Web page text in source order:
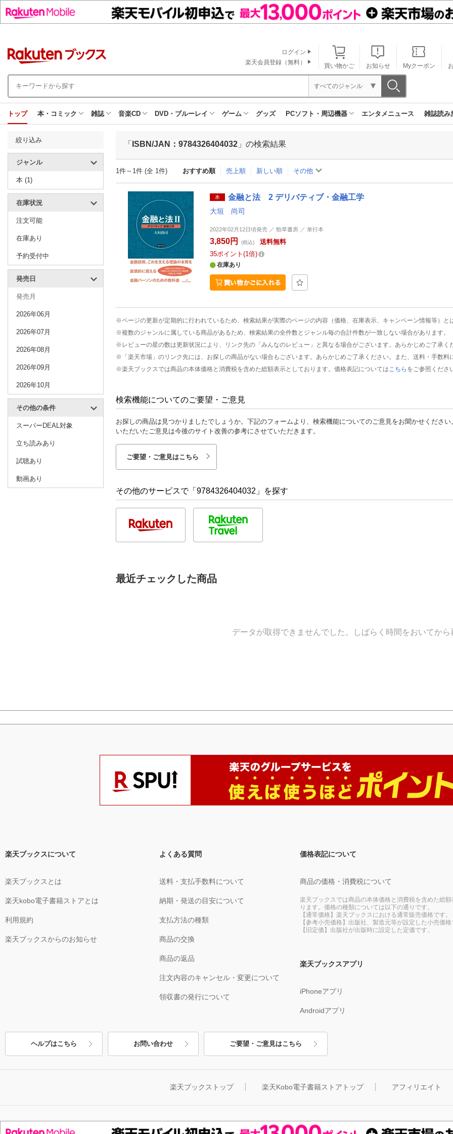
買い物かご お知らせ Myクーポン
ログイン
楽天会員登録（無料）
すべてのジャンル
トップ 本・コミック 雑誌 音楽CD DVD・ブルーレイ ゲーム グッズ PCソフト・周辺機器 エンタメニュース 雑誌読み
絞り込み
ジャンル
本 (1)
在庫状況
注文可能
在庫あり
予約受付中
発売日
発売月
2026年06月
2026年07月
2026年08月
2026年09月
2026年10月
その他の条件
スーパーDEAL対象
立ち読みあり
試聴あり
動画あり
「 ISBN/JAN：9784326404032 」の検索結果
1件～1件 (全 1件) おすすめ順 売上順 新しい順 その他
本 金融と法 2 デリバティブ・金融工学
大垣 尚司
2022年02月12日頃発売 ／ 勁草書房 ／ 単行本
3,850円 (税込)
送料無料
35ポイント 1倍
在庫あり
※ページの更新が定期的に行われているため、検索結果が実際のページの内容（価格、在庫表示、キャンペーン情報等）と
※複数のジャンルに属している商品があるため、検索結果の全件数とジャンル毎の合計件数が一致しない場合があります。
※レビューの星の数は更新状況により、リンク先の「みんなのレビュー」と異なる場合がございます。あらかじめご了承く
※「楽天市場」のリンク先には、お探しの商品がない場合もございます。あらかじめご了承ください。また、送料・手数料
※楽天ブックスでは商品の本体価格と消費税を含めた総額表示としております。価格表記については こちら をご参照くださ
検索機能についてのご要望・ご意見
お探しの商品は見つかりましたでしょうか。下記のフォームより、検索機能についてのご意見をお聞かせください
いただいたご意見は今後のサイト改善の参考にさせていただきます。
ご要望・ご意見はこちら
その他のサービスで「9784326404032」を探す
最近チェックした商品
データが取得できませんでした。しばらく時間をおいてから
楽天ブックスについて
楽天ブックスとは
楽天kobo電子書籍ストアとは
利用規約
楽天ブックスからのお知らせ
よくある質問
送料・支払手数料について
納期・発送の目安について
支払方法の種類
商品の交換
商品の返品
注文内容のキャンセル・変更について
領収書の発行について
価格表記について
商品の価格・消費税について
楽天ブックスでは商品の本体価格と消費税を含めた総額
ります。価格の種類については以下の通りです。
【通常価格】楽天ブックスにおける通常販売価格です。
【参考小売価格】出版社、製造元等が設定した小売価格
【旧定価】出版社が出版時に設定した定価です。
楽天ブックスアプリ
iPhoneアプリ
Androidアプリ
ヘルプはこちら お問い合わせ ご要望・ご意見はこちら
楽天ブックストップ 楽天Kobo電子書籍ストアトップ アフィリエイト